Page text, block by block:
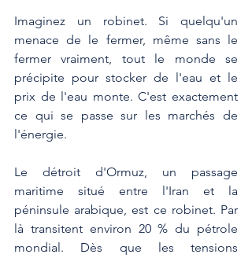
Imaginez un robinet. Si quelqu'un
menace de le fermer, même sans le
fermer vraiment, tout le monde se
précipite pour stocker de l'eau et le
prix de l'eau monte. C'est exactement
ce qui se passe sur les marchés de
l'énergie.
Le détroit d'Ormuz, un passage
maritime situé entre l'Iran et la
péninsule arabique, est ce robinet. Par
là transitent environ 20 % du pétrole
mondial. Dès que les tensions